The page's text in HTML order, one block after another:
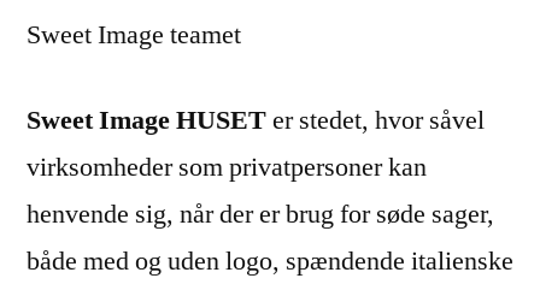
Sweet Image teamet
Sweet Image HUSETer stedet, hvor såvel
virksomheder som privatpersoner kan
henvende sig, når der er brug for søde sager,
både med og uden logo, spændende italienske